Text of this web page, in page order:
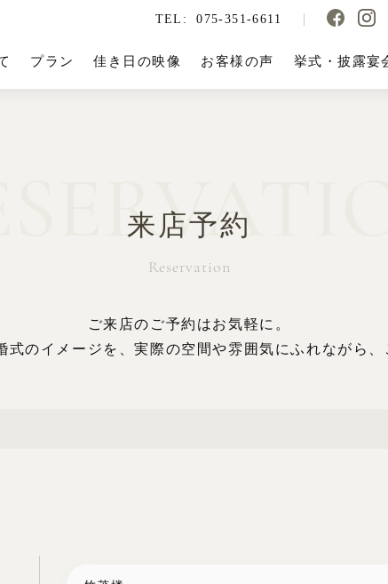
TEL: 075-351-6611
プラン 佳き日の映像 お客様の声 挙式・披露宴
来店予約
Reservation
ご来店のご予約はお気軽に。
式のイメージを、実際の空間や雰囲気にふれながら、